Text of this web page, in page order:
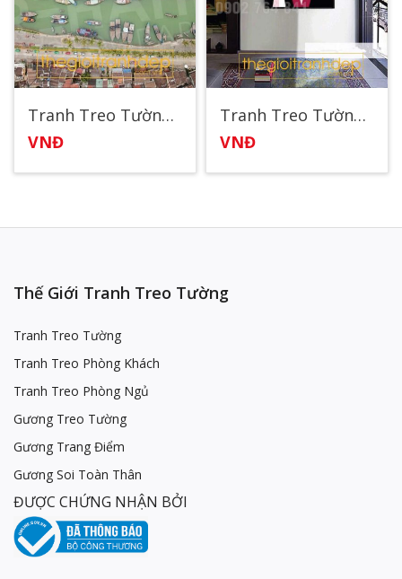
Tranh Treo Tường Phố Cổ Hội An 13
VNĐ
Tranh Treo Tường Quý Cô
VNĐ
Thế Giới Tranh Treo Tường
Tranh Treo Tường
Tranh Treo Phòng Khách
Tranh Treo Phòng Ngủ
Gương Treo Tường
Gương Trang Điểm
Gương Soi Toàn Thân
ĐƯỢC CHỨNG NHẬN BỞI